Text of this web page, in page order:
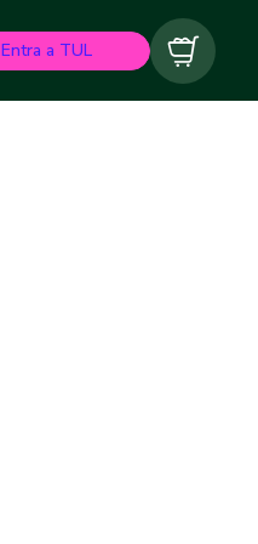
Entra a TUL Carrito